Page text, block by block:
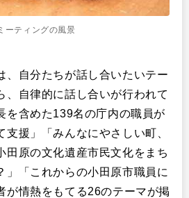
ーティングの風景
、自分たちが話し合いたいテー
、自律的に話し合いが行われて
を含めた139名の庁内の職員が
援」「みんなにやさしい町、
田原の文化遺産市民文化をまち
」「これからの小田原市職員に
が情熱をもてる26のテーマが掲